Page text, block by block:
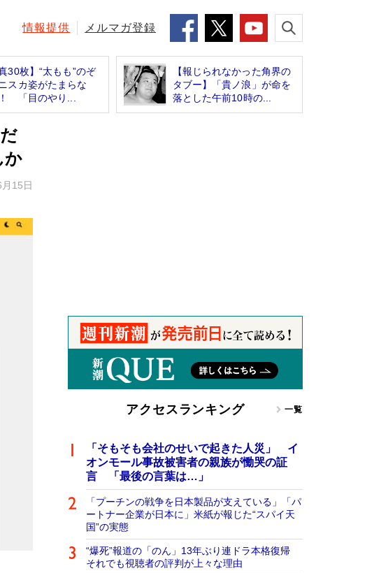
情報提供 メルマガ登録
真30枚】“太もも”のぞ
スカ姿がたまらな
「目のやり...
【報じられなかった角界の
タブー】「貴ノ浪」が命を
落とした午前10時の...
か
15日
アクセスランキング 一覧
「そもそも会社のせいで起きた人災」 イ
オンモール事故被害者の親族が慟哭の証
言 「最後の言葉は…」
「プーチンの戦争を日本製品が支えている」「パ
ートナー企業が日本に」米紙が報じた“スパイ天
国”の実態
“爆死”報道の「のん」13年ぶり連ドラ本格復帰
それでも視聴者の評判が上々な理由